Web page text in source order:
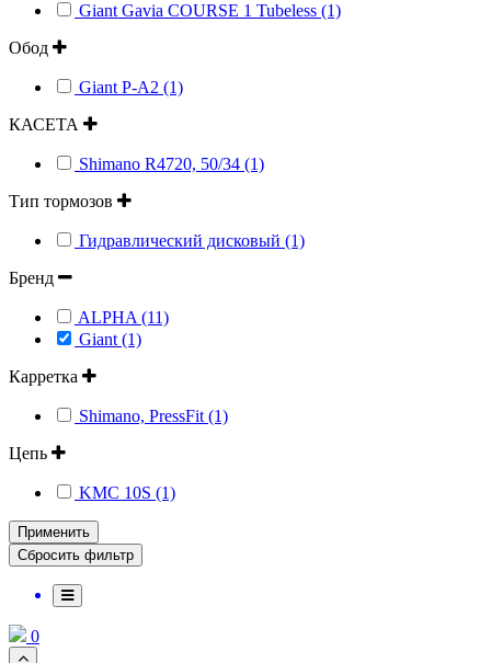
Giant Gavia COURSE 1 Tubeless (1)
Обод
Giant P-A2 (1)
КАСЕТА
Shimano R4720, 50/34 (1)
Тип тормозов
Гидравлический дисковый (1)
Бренд
ALPHA (11)
Giant (1)
Карретка
Shimano, PressFit (1)
Цепь
KMC 10S (1)
Применить
0